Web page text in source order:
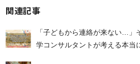
関連記事
「子どもから連絡が来ない…」
学コンサルタントが考える本当